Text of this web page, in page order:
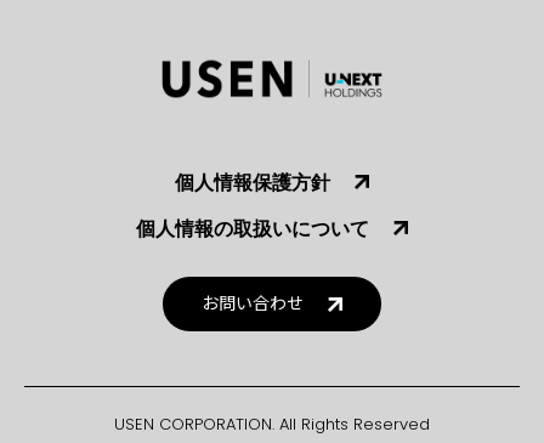
個人情報保護方針
個人情報の取扱いについて
お問い合わせ
USEN CORPORATION. All Rights Reserved